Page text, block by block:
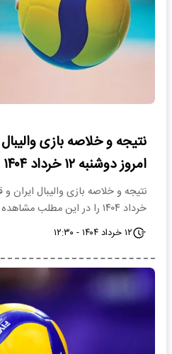
نتیجه و خلاصه بازی
امروز دوشنبه ۱۲ خرداد ۱۴۰۴
خرداد ۱۴۰۴ را در این مطلب مشاهده می کنید.
۱۲ خرداد ۱۴۰۴ - ۱۲:۳۰